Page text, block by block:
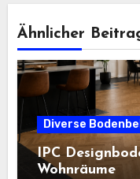
Ähnlicher
Diverse
IPC
Wohnräume